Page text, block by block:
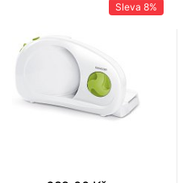
Sleva 8%